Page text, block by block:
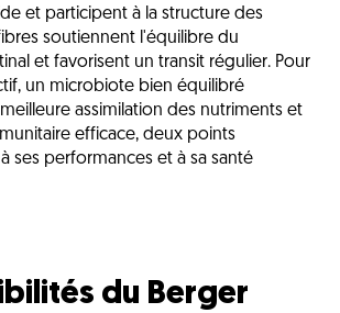
et participent à la structure des
soutiennent l'équilibre du
et favorisent un transit régulier. Pour
un microbiote bien équilibré
assimilation des nutriments et
efficace, deux points
ses performances et à sa santé
du Berger